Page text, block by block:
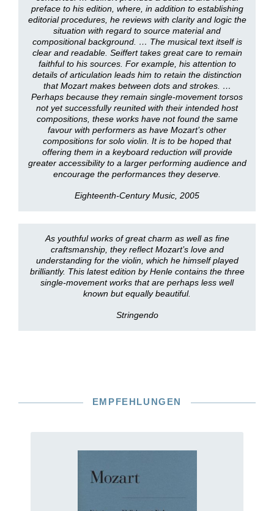
preface to his edition, where, in addition to establishing
editorial procedures, he reviews with clarity and logic the
situation with regard to source material and
compositional background. … The musical text itself is
clear and readable. Seiffert takes great care to remain
faithful to his sources. For example, his attention to
details of articulation leads him to retain the distinction
that Mozart makes between dots and strokes. …
Perhaps because they remain single-movement torsos
not yet successfully reunited with their intended host
compositions, these works have not found the same
favour with performers as have Mozart’s other
compositions for solo violin. It is to be hoped that
offering them in a keyboard reduction will provide
greater accessibility to a larger performing audience and
encourage the performances they deserve.
Eighteenth-Century Music, 2005
As youthful works of great charm as well as fine
craftsmanship, they reflect Mozart’s love and
understanding for the violin, which he himself played
brilliantly. This latest edition by Henle contains the three
single-movement works that are perhaps less well
known but equally beautiful.
Stringendo
EMPFEHLUNGEN